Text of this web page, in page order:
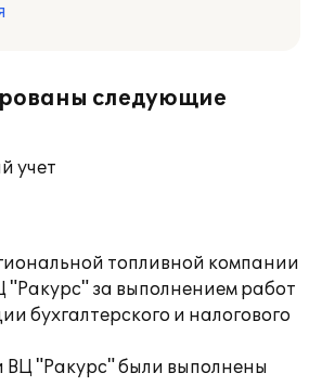
следующие
учет
топливной компании
"Ракурс" за выполнением работ
бухгалтерского и налогового
"Ракурс" были выполнены